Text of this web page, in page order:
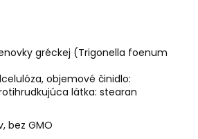
gréckej (Trigonella foenum
objemové činidlo:
látka: stearan
bez GMO